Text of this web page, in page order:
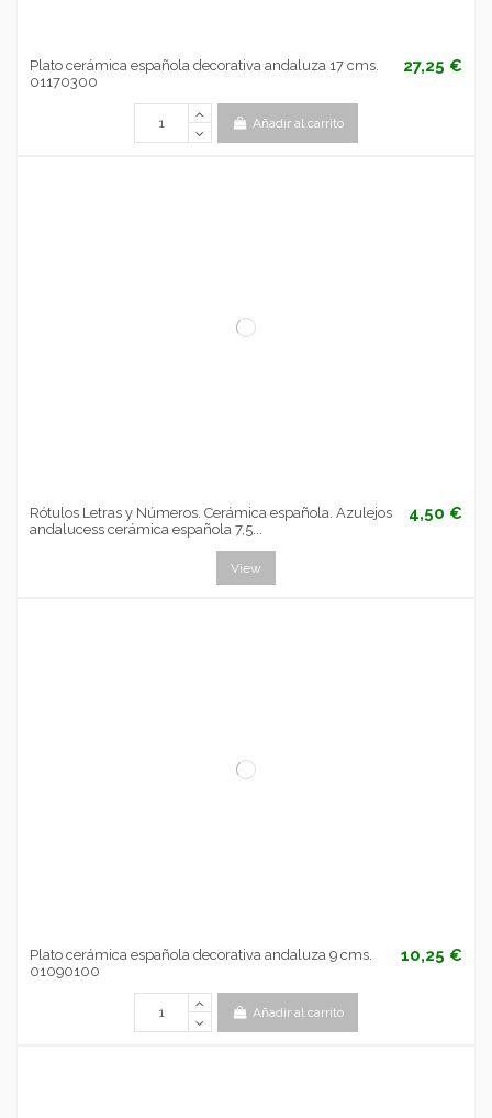
Plato cerámica española decorativa andaluza 17 cms.
01170300
27,25 €
Añadir al carrito
Rótulos Letras y Números. Cerámica española. Azulejos
andalucess cerámica española 7,5...
4,50 €
View
Plato cerámica española decorativa andaluza 9 cms.
01090100
10,25 €
Añadir al carrito